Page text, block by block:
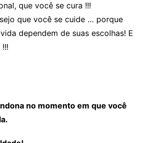
que você se cura !!!
que você se cuide … porque
dependem de suas escolhas! E
no momento em que você